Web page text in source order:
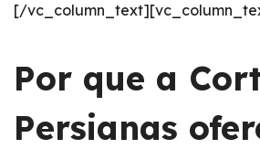
[/
Por que a
Persianas